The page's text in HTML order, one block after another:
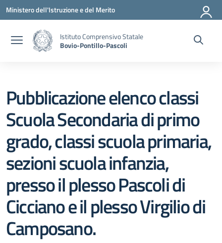
Vai ai contenuti
Vai al menu di navigazione
Vai al footer
Ministero dell'Istruzione e del Merito
Istituto Comprensivo Statale
Bovio-Pontillo-Pascoli
Pubblicazione elenco classi
Scuola Secondaria di primo
grado, classi scuola primaria,
sezioni scuola infanzia,
presso il plesso Pascoli di
Cicciano e il plesso Virgilio di
Camposano.